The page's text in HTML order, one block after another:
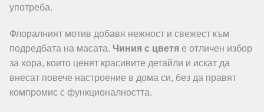
употреба.
Флоралният мотив добавя нежност и свежест към
подредбата на масата. Чиния с цветя е отличен избор
за хора, които ценят красивите детайли и искат да
внесат повече настроение в дома си, без да правят
компромис с функционалността.